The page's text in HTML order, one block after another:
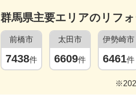
群馬県主要エリアのリフ
前橋市
7438件
太田市
6609件
伊勢崎市
6461件